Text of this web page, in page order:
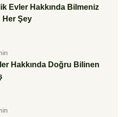
Evler Hakkında Bilmeniz
Her Şey
Hakkında Doğru Bilinen